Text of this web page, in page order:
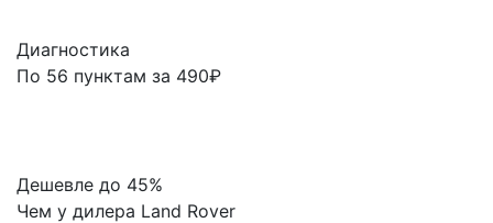
Диагностика
По 56 пунктам за 490₽
Дешевле до 45%
Чем у дилера Land Rover